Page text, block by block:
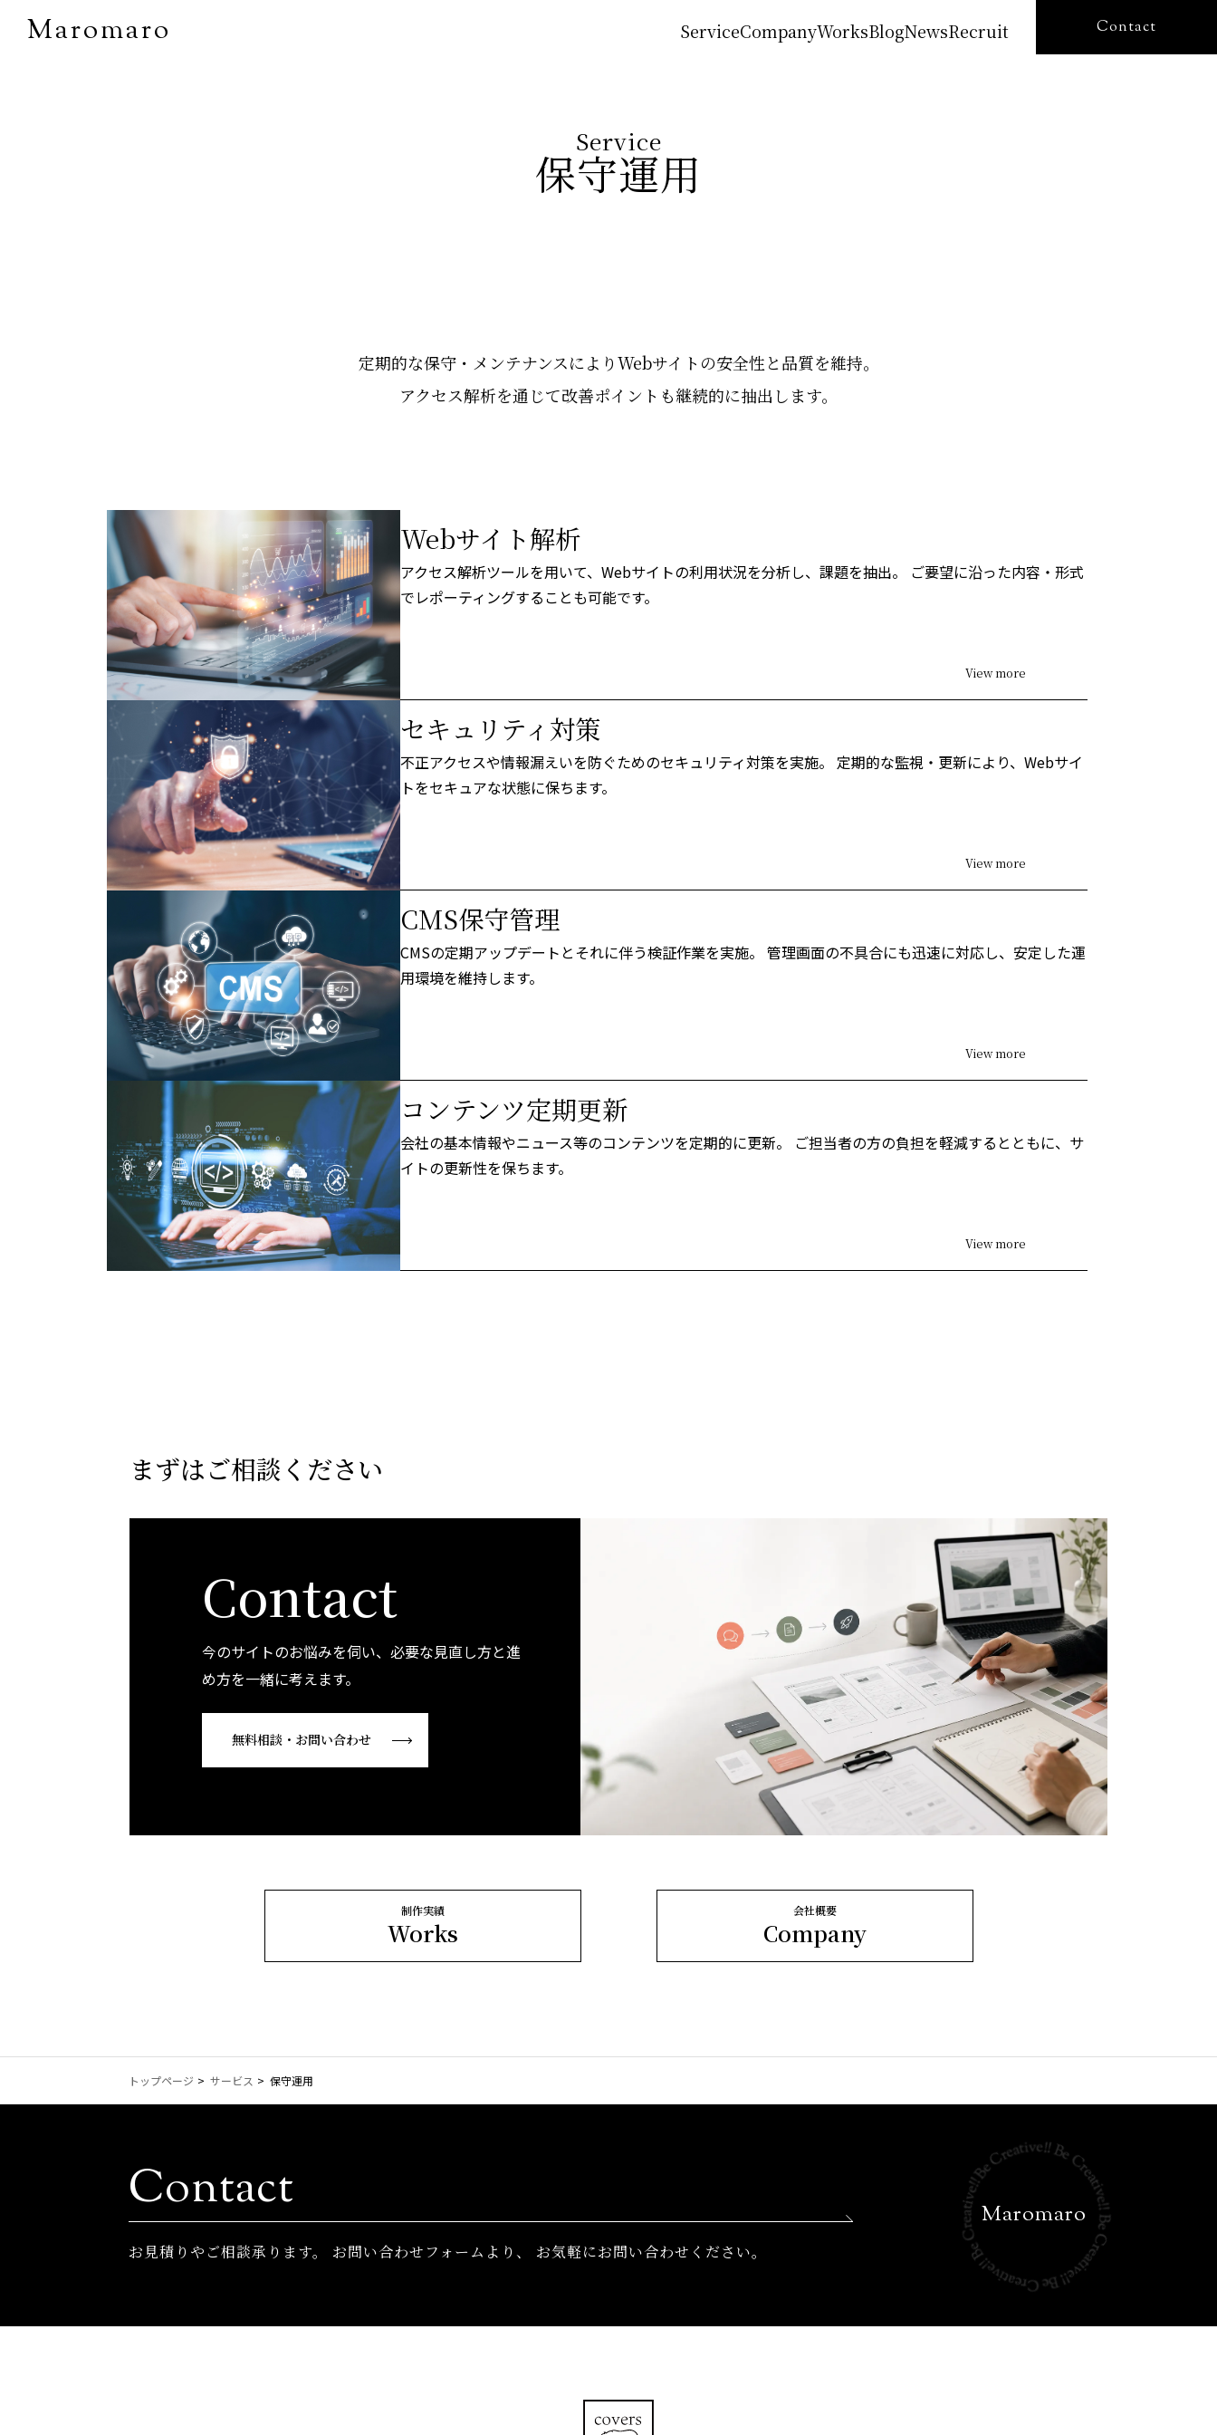
Maromaro ServiceCompanyWorksBlogNewsRecruit Contact
Service
保守運用
定期的な保守・メンテナンスによりWebサイトの安全性と品質を維持。
アクセス解析を通じて改善ポイントも継続的に抽出します。
Webサイト解析
アクセス解析ツールを用いて、Webサイトの利用状況を分析し、課題を抽出。
ご要望に沿った内容・形式
でレポーティングすることも可能です。
View more
セキュリティ対策
不正アクセスや情報漏えいを防ぐためのセキュリティ対策を実施。
定期的な監視・更新により、Webサイ
トをセキュアな状態に保ちます。
View more
CMS保守管理
CMSの定期アップデートとそれに伴う検証作業を実施。 管理画面の不具合にも迅速に対応し、安定した運
用環境を維持します。
View more
コンテンツ定期更新
会社の基本情報やニュース等のコンテンツを定期的に更新。
ご担当者の方の負担を軽減するとともに、サ
イトの更新性を保ちます。
View more
まずはご相談ください
Contact
今のサイトのお悩みを伺い、必要な見直し方と進
め方を一緒に考えます。
無料相談・お問い合わせ
制作実績
Works
会社概要
Company
トップページ サービス 保守運用
Contact
お⾒積りやご相談承ります。 お問い合わせフォームより、 お気軽にお問い合わせください。
Maromaro